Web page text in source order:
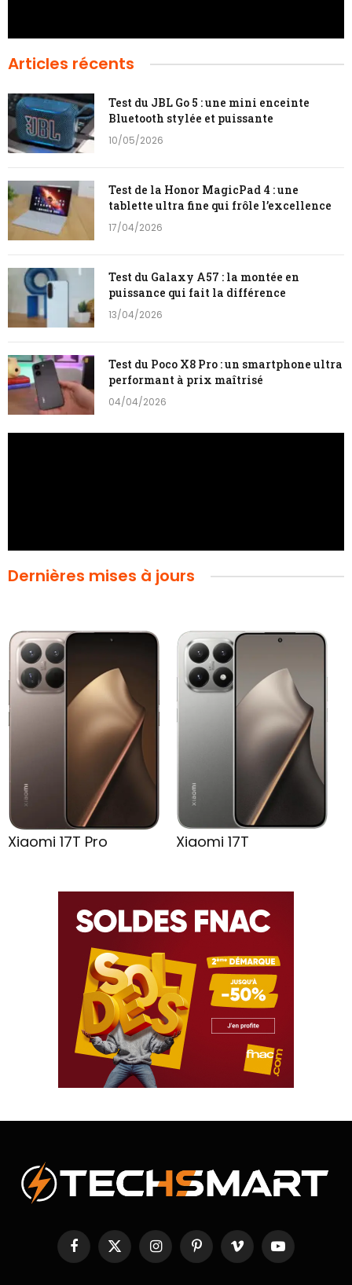
Articles récents
Test du JBL Go 5 : une mini enceinte
Bluetooth stylée et puissante
10/05/2026
Test de la Honor MagicPad 4 : une
tablette ultra fine qui frôle l’excellence
17/04/2026
Test du Galaxy A57 : la montée en
puissance qui fait la différence
13/04/2026
Test du Poco X8 Pro : un smartphone ultra
performant à prix maîtrisé
04/04/2026
Dernières mises à jours
Xiaomi 17T Pro Xiaomi 17T
Facebook
X
(Twitter)
InstagramPinterestVimeo YouTube